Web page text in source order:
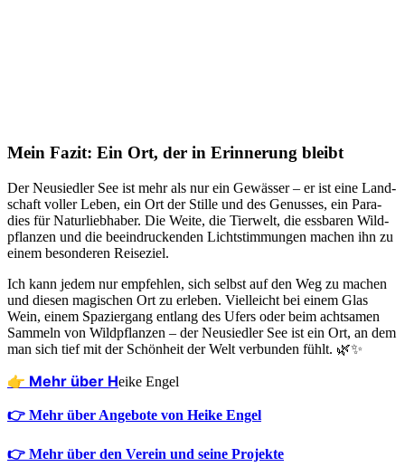
Mein Fazit: Ein Ort, der in Erinnerung bleibt
Der Neu­sied­ler See ist mehr als nur ein Gewäs­ser – er ist eine Land­
schaft vol­ler Leben, ein Ort der Stil­le und des Genus­ses, ein Para­
dies für Natur­lieb­ha­ber. Die Wei­te, die Tier­welt, die ess­ba­ren Wild­
pflan­zen und die beein­dru­cken­den Licht­stim­mun­gen machen ihn zu
einem beson­de­ren Reiseziel.
Ich kann jedem nur emp­feh­len, sich selbst auf den Weg zu machen
und die­sen magi­schen Ort zu erle­ben. Viel­leicht bei einem Glas
Wein, einem Spa­zier­gang ent­lang des Ufers oder beim acht­sa­men
Sam­meln von Wild­pflan­zen – der Neu­sied­ler See ist ein Ort, an dem
man sich tief mit der Schön­heit der Welt ver­bun­den fühlt. 🌿✨
👉 Mehr über Heike Engel
👉 Mehr über Angebote von Heike Engel
👉 Mehr über den Verein und seine Projekte